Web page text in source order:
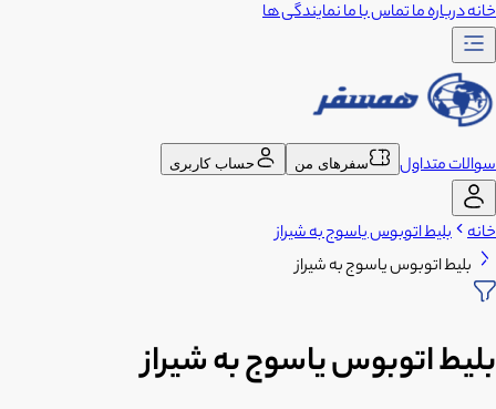
خانهدرباره ماتماس با مانمایندگی ها
سوالات متداول سفرهای من حساب کاربری
خانه بلیط اتوبوس یاسوج به شیراز
بلیط اتوبوس یاسوج به شیراز
بلیط اتوبوس یاسوج به شیراز